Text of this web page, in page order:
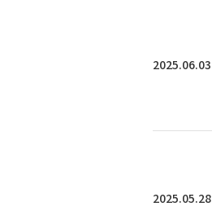
2025.06.03
2025.05.28